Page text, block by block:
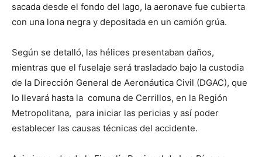
sacada desde el fondo del lago, la aeronave fue cubierta
con una lona negra y depositada en un camión grúa.
Según se detalló, las hélices presentaban daños,
mientras que el fuselaje será trasladado bajo la custodia
de la Dirección General de Aeronáutica Civil (DGAC), que
lo llevará hasta la comuna de Cerrillos, en la Región
Metropolitana, para iniciar las pericias y así poder
establecer las causas técnicas del accidente.